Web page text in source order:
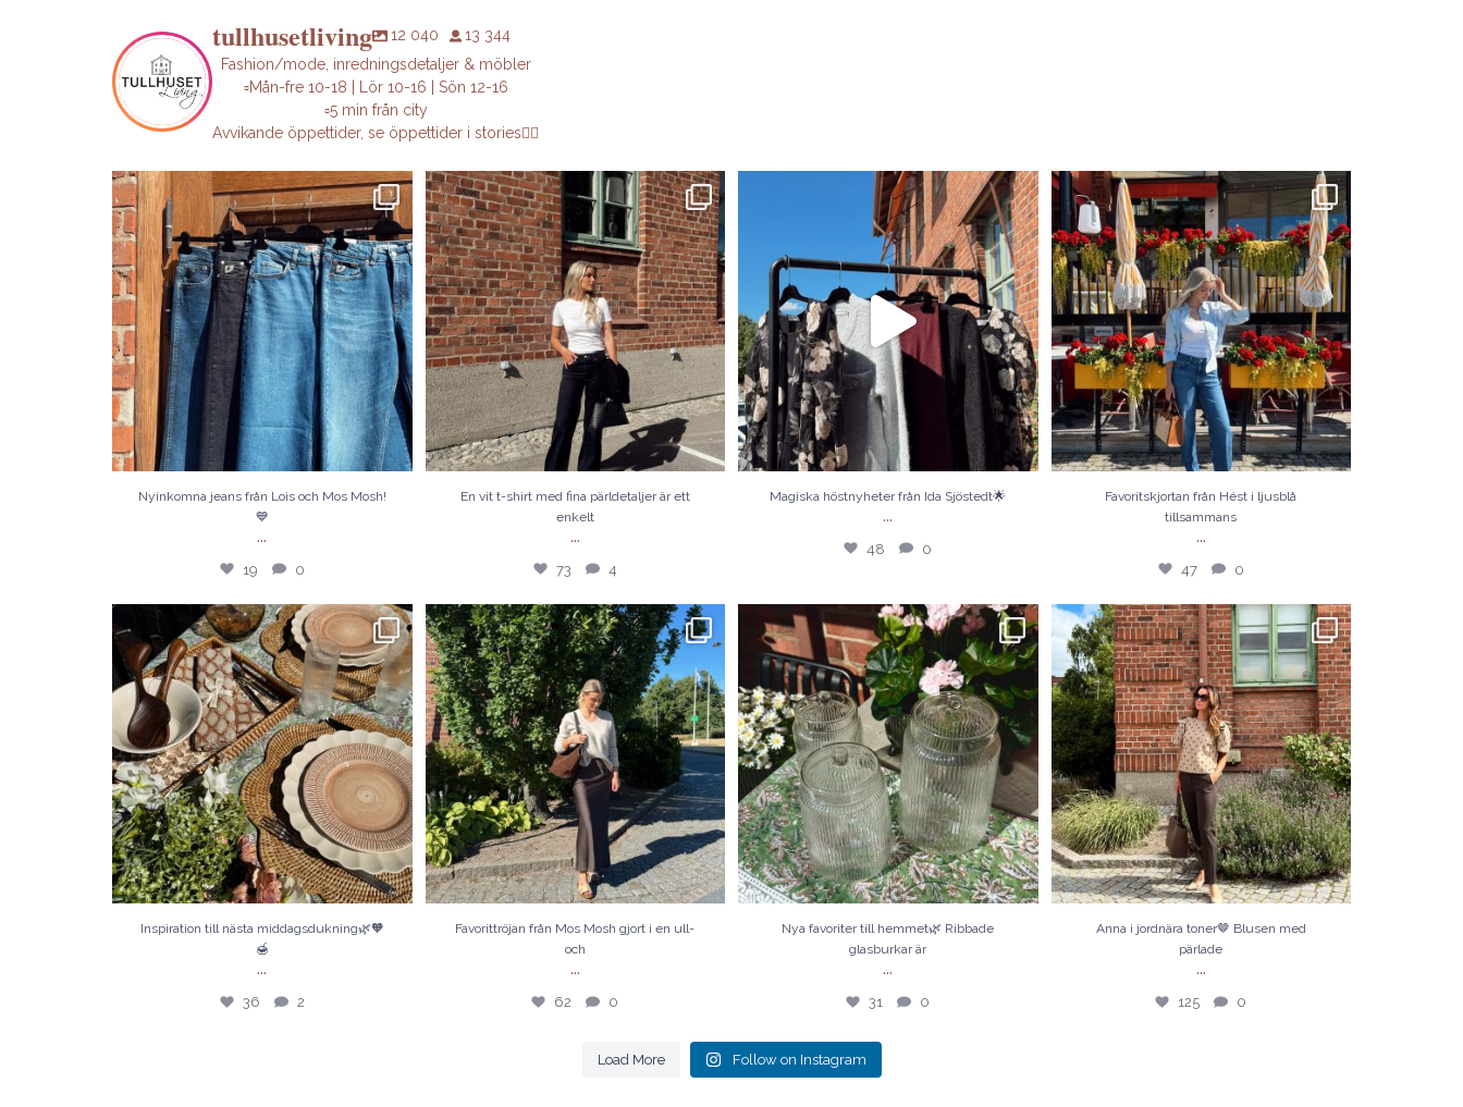
tullhusetliving 12 040
13 344
Fashion/mode, inredningsdetaljer & möbler
▫️Mån-fre 10-18 | Lör 10-16 | Sön 12-16
▫️5 min från city
Avvikande öppettider, se öppettider i stories👇🏼
Nyinkomna jeans från Lois och Mos Mosh!💙
19 0
Nyinkomna jeans från Lois och Mos Mosh!
💙
...
19 0
En vit t-shirt med fina pärldetaljer är ett enkelt...
73 4
En vit t-shirt med fina pärldetaljer är ett
enkelt
...
73 4
Magiska höstnyheter från Ida Sjöstedt🌟
48 0
Magiska höstnyheter från Ida Sjöstedt🌟
...
48 0
Favoritskjortan från Hést i ljusblå tillsammans...
47 0
Favoritskjortan från Hést i ljusblå
tillsammans
...
47 0
Inspiration till nästa middagsdukning🌿🧡🍯
36 2
Inspiration till nästa middagsdukning🌿🧡
🍯
...
36 2
Favorittröjan från Mos Mosh gjort i en ull-och...
62 0
Favorittröjan från Mos Mosh gjort i en ull-
och
...
62 0
Nya favoriter till hemmet🌿 Ribbade glasburkar
är...
31 0
Nya favoriter till hemmet🌿 Ribbade
glasburkar är
...
31 0
Anna i jordnära toner🤎 Blusen med pärlade...
125 0
Anna i jordnära toner🤎 Blusen med
pärlade
...
125 0
Load More Follow on Instagram